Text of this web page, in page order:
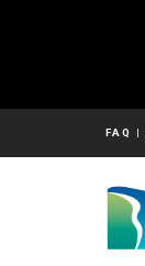
FAQ |